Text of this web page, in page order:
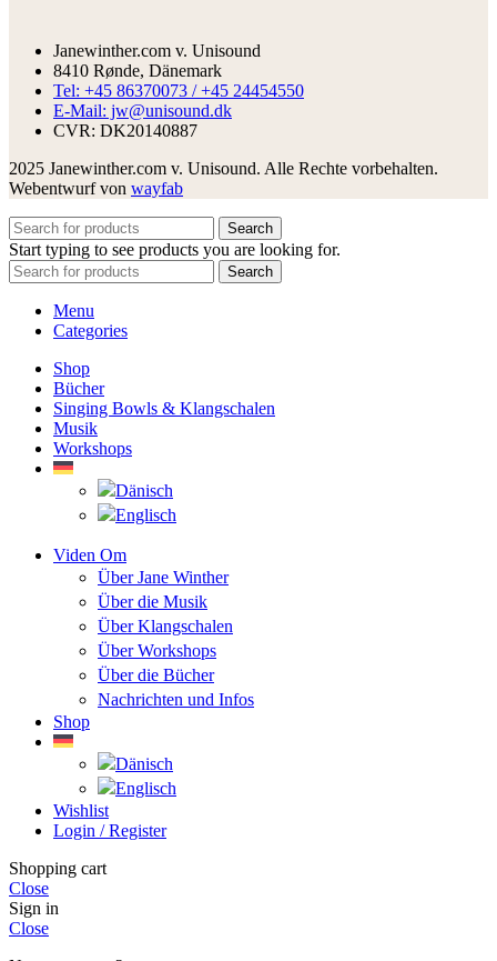
Janewinther.com v. Unisound
8410 Rønde, Dänemark
Tel: +45 86370073 / +45 24454550
E-Mail: jw@unisound.dk
CVR: DK20140887
2025 Janewinther.com v. Unisound. Alle Rechte vorbehalten.
Webentwurf von wayfab
Search
Start typing to see products you are looking for.
Search
Menu
Categories
Shop
Bücher
Singing Bowls & Klangschalen
Musik
Workshops
Viden Om
Über Jane Winther
Über die Musik
Über Klangschalen
Über Workshops
Über die Bücher
Nachrichten und Infos
Shop
Wishlist
Login / Register
Shopping cart
Close
Sign in
Close